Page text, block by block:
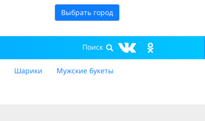
Выбрать город
Шарики Мужские букеты